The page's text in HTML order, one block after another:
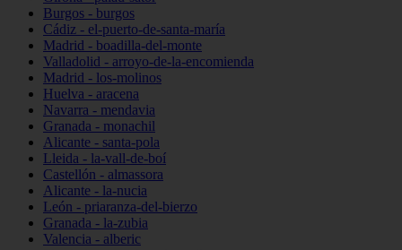
Burgos - burgos
Cádiz - el-puerto-de-santa-maría
Madrid - boadilla-del-monte
Valladolid - arroyo-de-la-encomienda
Madrid - los-molinos
Huelva - aracena
Navarra - mendavia
Granada - monachil
Alicante - santa-pola
Lleida - la-vall-de-boí
Castellón - almassora
Alicante - la-nucia
León - priaranza-del-bierzo
Granada - la-zubia
Valencia - alberic